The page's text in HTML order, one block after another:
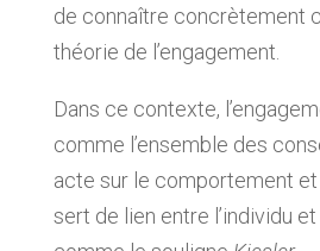
de connaître concrètement
théorie de l’engagement.
Dans ce contexte,
comme l’ensemble des
acte sur le comportement et
sert de lien entre l’individu